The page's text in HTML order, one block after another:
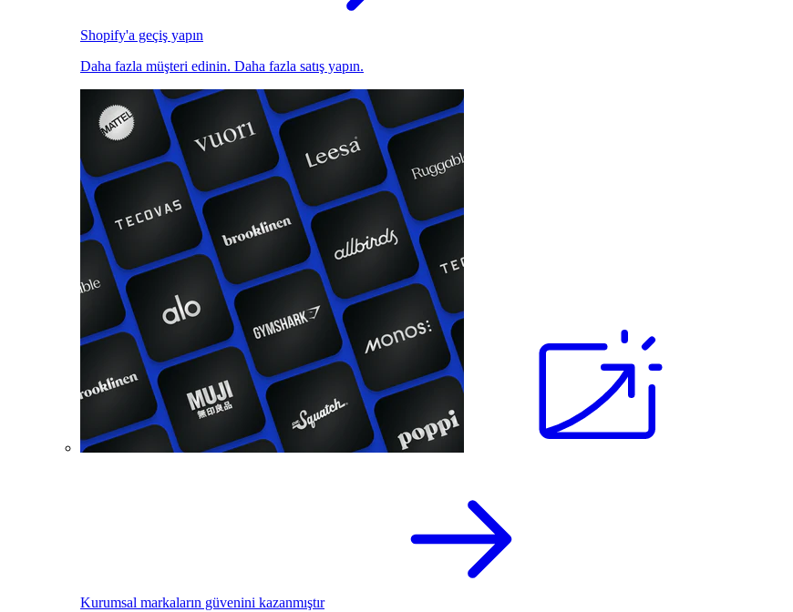
Shopify'a geçiş yapın
Daha fazla müşteri edinin. Daha fazla satış yapın.
Kurumsal markaların güvenini kazanmıştır